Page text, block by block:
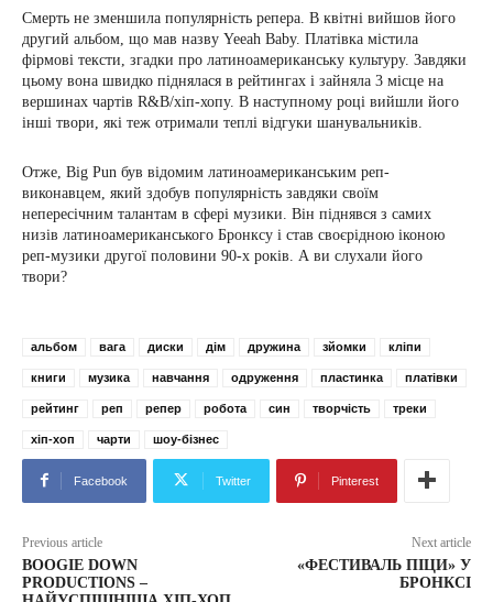
Cмерть не зменшила популярність репера. В квітні вийшов його
другий альбом, що мав назву Yeeah Baby. Платівка містила
фірмові тексти, згадки про латиноамериканську культуру. Завдяки
цьому вона швидко піднялася в рейтингах і зайняла 3 місце на
вершинах чартів R&B/хіп-хопу. В наступному році вийшли його
інші твори, які теж отримали теплі відгуки шанувальників.
Отже, Big Pun був відомим латиноамериканським реп-
виконавцем, який здобув популярність завдяки своїм
непересічним талантам в сфері музики. Він піднявся з самих
низів латиноамериканського Бронксу і став своєрідною іконою
реп-музики другої половини 90-х років. А ви слухали його
твори?
альбом вага диски дім дружина зйомки кліпи
книги музика навчання одруження пластинка платівки
рейтинг реп репер робота син творчість треки
хіп-хоп чарти шоу-бізнес
Facebook Twitter Pinterest
Previous article
BOOGIE DOWN
PRODUCTIONS –
Next article
«ФЕСТИВАЛЬ ПІЦИ» У
БРОНКСІ